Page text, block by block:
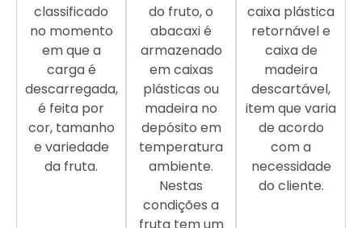
classificado
no momento
em que a
carga é
descarregada,
é feita por
cor, tamanho
e variedade
da fruta.
do fruto, o
abacaxi é
armazenado
em caixas
plásticas ou
madeira no
depósito em
temperatura
ambiente.
Nestas
condições a
fruta tem um
caixa plástica
retornável e
caixa de
madeira
descartável,
item que varia
de acordo
com a
necessidade
do cliente.